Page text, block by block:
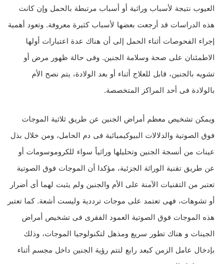
العيوب نتيجة لأسباب وراثية أو أسباب مرتبطة بالحمل وإن كانت
هذه الدراسات قد أرجعت بعضها لأسباب كثيرة معروفة. وتعود أهمية
إجراء الفحوصات أثناء الحمل إلى أن هناك عدة اعتبارات أولها
الاطمئنان على صحة وسلامة الجنين. وفى حالة ظهور مرض أو
تشويه بالجنين، قابل للعلاج أثناء أو بعد الولادة، يتم نصح الأم
بالولادة فى أحد المراكز المتخصصة.
ويمكن تشخيص معظم أمراض الجنين عن طريق ثلاثية الموجات
فوق الصوتية والدلالات البيوكيميائية فى دم الحامل، ومن خلال بذل
عينات من أنسجة الجنين وتحليلها وراثياً سواء للكروموسومات أو
عن طريق تقنية الوراثة الجزئية، مؤكدا أن الموجات فوق الصوتية
تعتبر من التقنيات الآمنة على الأم والجنين ولم يثبت لهما أى أضرار
أو تشوهات، فهى تعتمد على موجات ترددية وليست أشعة. كما تعتبر
هذه الموجات فوق الصوتية العمود الفقرى فى تشخيص أمراض
الجينات و هناك تطور سريع ومذهل لتكنولوجيا الموجات، وذلك
بإدخال عامل الزمن كبعد رابع لتتم رؤية الجنين داخل مجسم أثناء